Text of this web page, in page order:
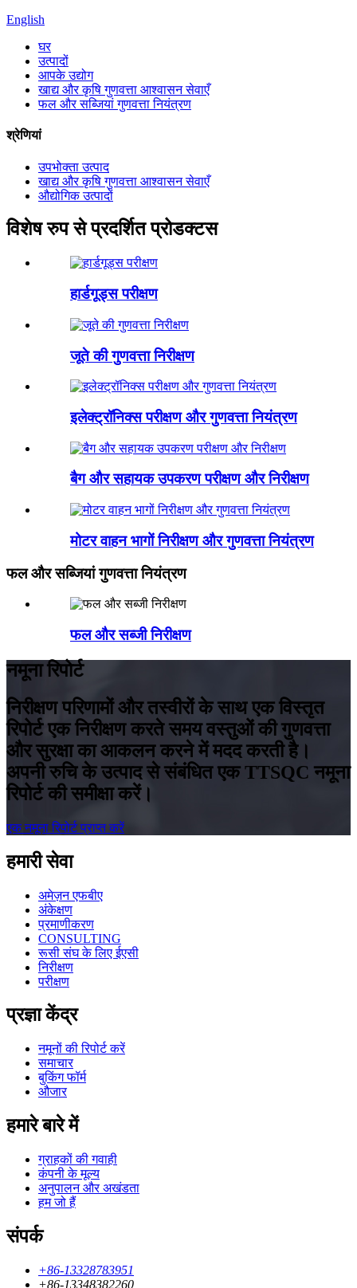
English
घर
उत्पादों
आपके उद्योग
खाद्य और कृषि गुणवत्ता आश्वासन सेवाएँ
फल और सब्जियां गुणवत्ता नियंत्रण
श्रेणियां
उपभोक्ता उत्पाद
खाद्य और कृषि गुणवत्ता आश्वासन सेवाएँ
औद्योगिक उत्पादों
विशेष रुप से प्रदर्शित प्रोडक्टस
हार्डगूड्स परीक्षण
जूते की गुणवत्ता निरीक्षण
इलेक्ट्रॉनिक्स परीक्षण और गुणवत्ता नियंत्रण
बैग और सहायक उपकरण परीक्षण और निरीक्षण
मोटर वाहन भागों निरीक्षण और गुणवत्ता नियंत्रण
फल और सब्जियां गुणवत्ता नियंत्रण
फल और सब्जी निरीक्षण
नमूना रिपोर्ट
निरीक्षण परिणामों और तस्वीरों के साथ एक विस्तृत
रिपोर्ट एक निरीक्षण करते समय वस्तुओं की गुणवत्ता
और सुरक्षा का आकलन करने में मदद करती है।
अपनी रुचि के उत्पाद से संबंधित एक TTSQC नमूना
रिपोर्ट की समीक्षा करें।
एक नमूना रिपोर्ट प्राप्त करें
हमारी सेवा
अमेज़न एफबीए
अंकेक्षण
प्रमाणीकरण
CONSULTING
रूसी संघ के लिए ईएसी
निरीक्षण
परीक्षण
प्रज्ञा केंद्र
नमूनों की रिपोर्ट करें
समाचार
बुकिंग फॉर्म
औजार
हमारे बारे में
ग्राहकों की गवाही
कंपनी के मूल्य
अनुपालन और अखंडता
हम जो हैं
संपर्क
+86-13328783951
+86-13348382260